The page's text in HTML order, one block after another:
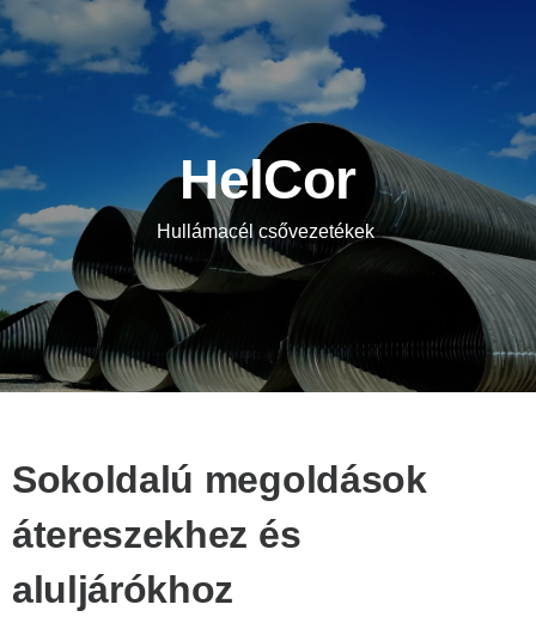
HelCor
Hullámacél csővezetékek
Sokoldalú megoldások
átereszekhez és
aluljárókhoz